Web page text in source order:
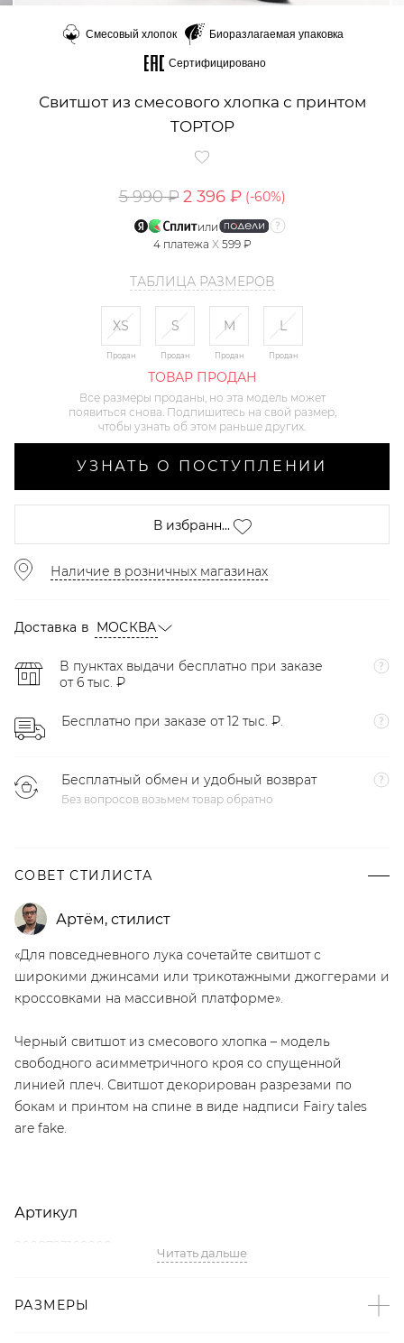
Смесовый хлопок
Биоразлагаемая упаковка
Сертифицировано
Свитшот из смесового хлопка с принтом
TOPTOP
5 990 ₽ 2 396 ₽ (-60%)
или
4 платежа X 599 ₽
ТАБЛИЦА РАЗМЕРОВ
XS
Продан
S
Продан
M
Продан
L
Продан
ТОВАР ПРОДАН
Все размеры проданы, но эта модель может
появиться снова. Подпишитесь на свой размер,
чтобы узнать об этом раньше других.
УЗНАТЬ О ПОСТУПЛЕНИИ
В избранн...
Наличие в розничных магазинах
Доставка в МОСКВА
В пунктах выдачи бесплатно при заказе
от 6 тыс. ₽
Бесплатно при заказе от 12 тыс. ₽.
Бесплатный обмен и удобный возврат
Без вопросов возьмем товар обратно
СОВЕТ СТИЛИСТА
Артём, стилист
«Для повседневного лука сочетайте свитшот с
широкими джинсами или трикотажными джоггерами и
кроссовками на массивной платформе».
Черный свитшот из смесового хлопка – модель
свободного асимметричного кроя со спущенной
линией плеч. Свитшот декорирован разрезами по
бокам и принтом на спине в виде надписи Fairy tales
are fake.
Артикул
2008723109800 Читать дальше
РАЗМЕРЫ